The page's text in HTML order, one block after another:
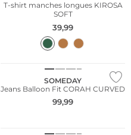
T-shirt manches longues KIROSA
SOFT
39,99
SOMEDAY
Jeans Balloon Fit CORAH CURVED
99,99